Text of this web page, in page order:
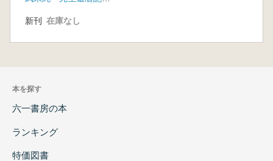
新刊 在庫なし
本を探す
六一書房の本
ランキング
特価図書